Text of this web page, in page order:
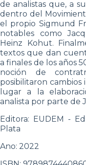
de analistas que, a
dentro del
el propio Sigmund
notables como
Heinz Kohut.
textos que dan
a finales de los años
noción de
posibilitaron
lugar a la
analista por parte de
Editora: EUDEM -
Plata
Ano: 2022